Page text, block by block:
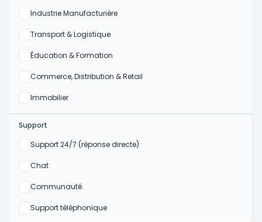
Industrie Manufacturière
Oui
Transport & Logistique
Oui
Éducation & Formation
Oui
Commerce, Distribution & Retail
Oui
Immobilier
Oui
Support
Support 24/7 (réponse directe)
Non
Chat
Non
Communauté
Non
Support téléphonique
Non